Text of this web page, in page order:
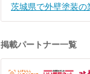
茨城県で外壁塗装の
掲載パートナー一覧